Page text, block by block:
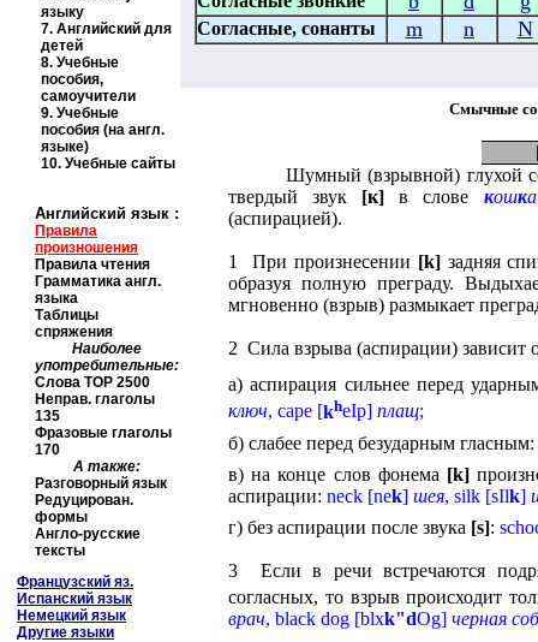
языку
7. Английский для
детей
8. Учебные
пособия,
самоучители
9. Учебные
пособия (на англ.
языке)
10. Учебные сайты
Согласные, сонанты m n N
Смычные
Шумный (взрывной) глухой
твердый звук [к] в слове кошка
(аспирацией).
1 При произнесении [k]задняя
образуя полную преграду.
мгновенно (взрыв) размыкает
2 Сила взрыва (аспирации)
а) аспирация сильнее перед
ключ, cape [kheIp] плащ;
б) слабее перед безударным гласным:
в) на конце слов фонема [k]
аспирации: neck [nek] шея, silk [sIlk]
г) без аспирации после звука [s]:
3 Если в речи встречаются
согласных, то взрыв происходит
врач, black dog [blxk"dOg] черная
Английский язык :
Правила
произношения
Правила чтения
Грамматика англ.
языка
Таблицы
спряжения
Наиболее
употребительные:
Слова TOP 2500
Неправ. глаголы
135
Фразовые глаголы
170
А также:
Разговорный язык
Редуцирован.
формы
Англо-русские
тексты
Французский яз.
Испанский язык
Немецкий язык
Другие языки